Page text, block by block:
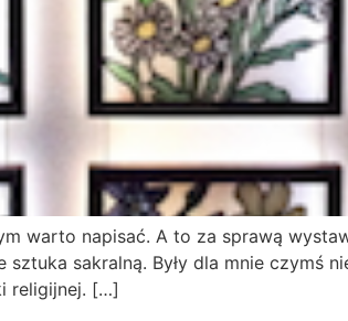
warto napisać. A to za sprawą
sakralną. Były dla mnie czymś
religijnej. […]